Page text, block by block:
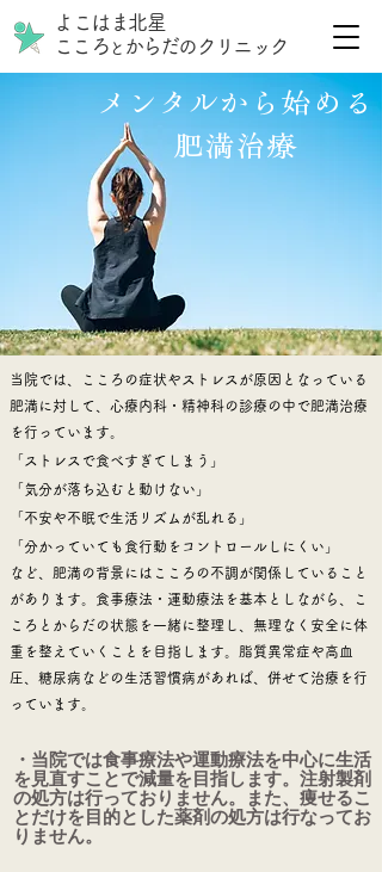
よこはま北星
こころと からだのクリニック
メンタルから始める
肥満治療
当院では、こころの症状やストレスが原因となっている
肥満に対して、心療内科・精神科の診療の中で肥満治療
を行っています。
「ストレスで食べすぎてしまう」
「気分が落ち込むと動けない」
「不安や不眠で生活リズムが乱れる」
「分かっていても食行動をコントロールしにくい」
など、肥満の背景にはこころの不調が関係していること
があります。 食事療法・運動療法を基本としながら、こ
ころとからだの状態を一緒に整理し、無理なく安全に体
重を整えていくことを目指します。 ​脂質異常症や高血
圧、糖尿病などの生活習慣病があれば、併せて治療を行
っています。
・当院では食事療法や運動療法を中心に生活
を見直すことで減量を目指します。注射製剤
の処方は行っておりません。また、痩せるこ
とだけを目的とした薬剤の処方は行なってお
りません。